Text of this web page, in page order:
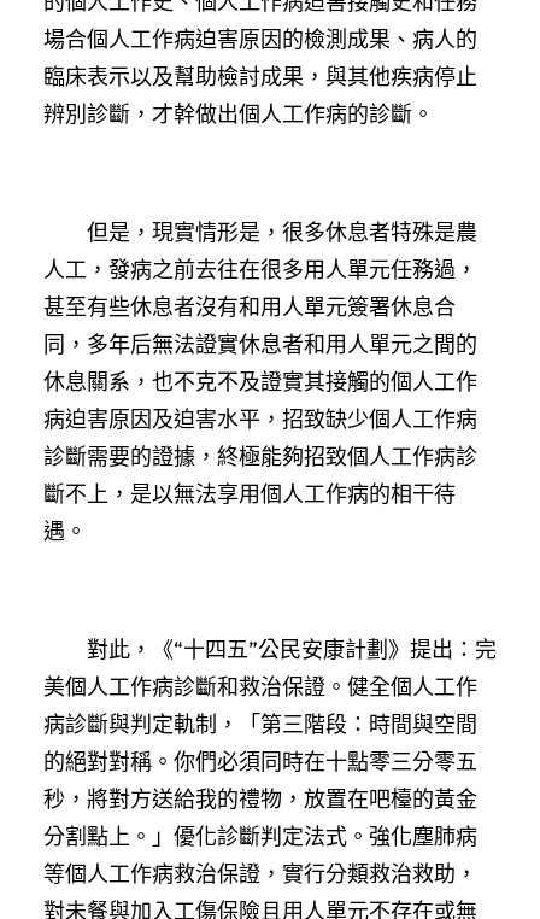
場合個人工作病迫害原因的檢測成果、病人的
臨床表示以及幫助檢討成果，與其他疾病停止
辨別診斷，才幹做出個人工作病的診斷。
但是，現實情形是，很多休息者特殊是農
人工，發病之前去往在很多用人單元任務過，
甚至有些休息者沒有和用人單元簽署休息合
同，多年后無法證實休息者和用人單元之間的
休息關系，也不克不及證實其接觸的個人工作
病迫害原因及迫害水平，招致缺少個人工作病
診斷需要的證據，終極能夠招致個人工作病診
斷不上，是以無法享用個人工作病的相干待
遇。
對此，《“十四五”公民安康計劃》提出：完
美個人工作病診斷和救治保證。健全個人工作
病診斷與判定軌制，「第三階段：時間與空間
的絕對對稱。你們必須同時在十點零三分零五
秒，將對方送給我的禮物，放置在吧檯的黃金
分割點上。」優化診斷判定法式。強化塵肺病
等個人工作病救治保證，實行分類救治救助，
對未餐與加入工傷保險且用人單元不存在或無